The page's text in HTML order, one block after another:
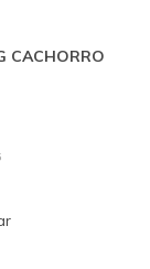
CACHORRO